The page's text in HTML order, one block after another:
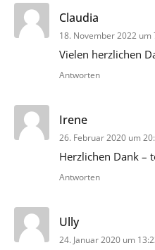
Claudia
18. November 2022 um
Vielen herzlichen
Antworten
Irene
26. Februar 2020 um
Herzlichen Dank –
Antworten
Ully
24. Januar 2020 um